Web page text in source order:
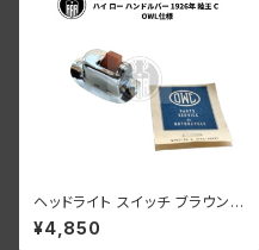
ヘッドライト スイッチ ブラウンボ
タン ハイ ロー ハンドルバー 19
¥4,850